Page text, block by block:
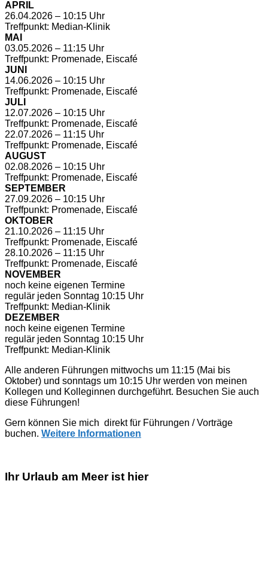
APRIL
26.04.2026 – 10:15 Uhr
Treffpunkt: Median-Klinik
MAI
03.05.2026 – 11:15 Uhr
Treffpunkt: Promenade, Eiscafé
JUNI
14.06.2026 – 10:15 Uhr
Treffpunkt: Promenade, Eiscafé
JULI
12.07.2026 – 10:15 Uhr
Treffpunkt: Promenade, Eiscafé
22.07.2026 – 11:15 Uhr
Treffpunkt: Promenade, Eiscafé
AUGUST
02.08.2026 – 10:15 Uhr
Treffpunkt: Promenade, Eiscafé
SEPTEMBER
27.09.2026 – 10:15 Uhr
Treffpunkt: Promenade, Eiscafé
OKTOBER
21.10.2026 – 11:15 Uhr
Treffpunkt: Promenade, Eiscafé
28.10.2026 – 11:15 Uhr
Treffpunkt: Promenade, Eiscafé
NOVEMBER
noch keine eigenen Termine
regulär jeden Sonntag 10:15 Uhr
Treffpunkt: Median-Klinik
DEZEMBER
noch keine eigenen Termine
regulär jeden Sonntag 10:15 Uhr
Treffpunkt: Median-Klinik
Alle anderen Führungen mittwochs um 11:15 (Mai bis
Oktober) und sonntags um 10:15 Uhr werden von meinen
Kollegen und Kolleginnen durchgeführt. Besuchen Sie auch
diese Führungen!
Gern können Sie mich direkt für Führungen / Vorträge
buchen. Weitere Informationen
Ihr Urlaub am Meer ist hier